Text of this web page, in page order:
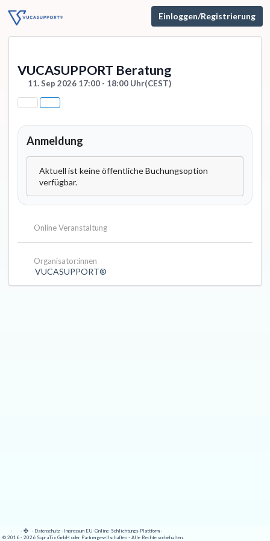
Einloggen/Registrierung
VUCASUPPORT Beratung
11. Sep 2026 17:00 - 18:00 Uhr(CEST)
Anmeldung
Aktuell ist keine öffentliche Buchungsoption
verfügbar.
Online Veranstaltung
Organisator:innen
VUCASUPPORT®
· · · Datenschutz · Impressum EU-Online-Schlichtungs-Plattform ·
© 2016 - 2026 SupraTix GmbH oder Partnergesellschaften - Alle Rechte vorbehalten.